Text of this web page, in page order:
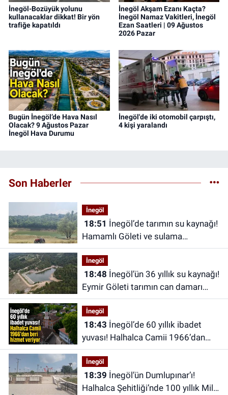
İnegöl-Bozüyük yolunu
kullanacaklar dikkat! Bir yön
trafiğe kapatıldı
İnegöl Akşam Ezanı Kaçta?
İnegöl Namaz Vakitleri, İnegöl
Ezan Saatleri | 09 Ağustos
2026 Pazar
Bugün İnegöl’de Hava Nasıl
Olacak? 9 Ağustos Pazar
İnegöl Hava Durumu
İnegöl'de iki otomobil çarpıştı,
4 kişi yaralandı
Son Haberler
İnegöl
18:51
Hamamlı Göleti ve sulama
projesinin hikâyesi
İnegöl
18:48
Eymir Göleti tarımın can damarı
oldu
İnegöl
18:43
yuvası! Halhalca Camii 1966’dan
beri hizmet veriyor
İnegöl
18:39
Halhalca Şehitliği’nde 100 yıllık Milli